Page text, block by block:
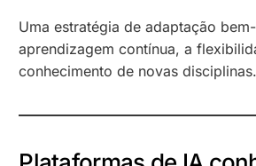
Uma estratégia de adaptação
aprendizagem contínua, a
conhecimento de novas disciplinas.